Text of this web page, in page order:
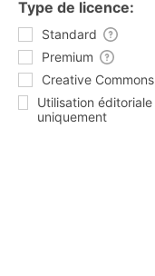
Type de licence:
Standard
Premium
Creative Commons
Utilisation éditoriale
uniquement